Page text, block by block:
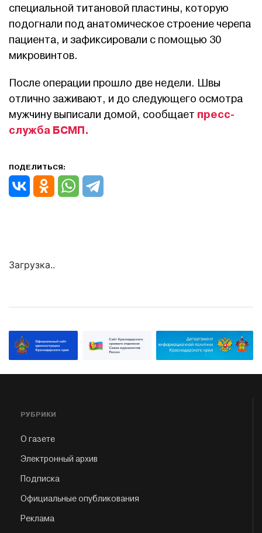
специальной титановой пластины, которую
подогнали под анатомическое строение черепа
пациента, и зафиксировали с помощью 30
микровинтов.
После операции прошло две недели. Швы
отлично заживают, и до следующего осмотра
мужчину выписали домой, сообщает пресс-
служба БСМП.
ПОДЕЛИТЬСЯ:
Загрузка..
РУБРИКИ
О газете
Электронный архив
Подписка
Официальные опубликования
Реклама